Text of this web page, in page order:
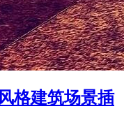
格建筑场景插